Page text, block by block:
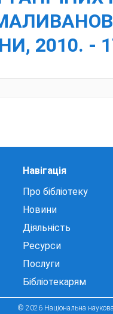
2010. -
Навігація
Про бібліотеку
Новини
Діяльність
Ресурси
Послуги
Бібліотекарям
© 2026 Національна наукова